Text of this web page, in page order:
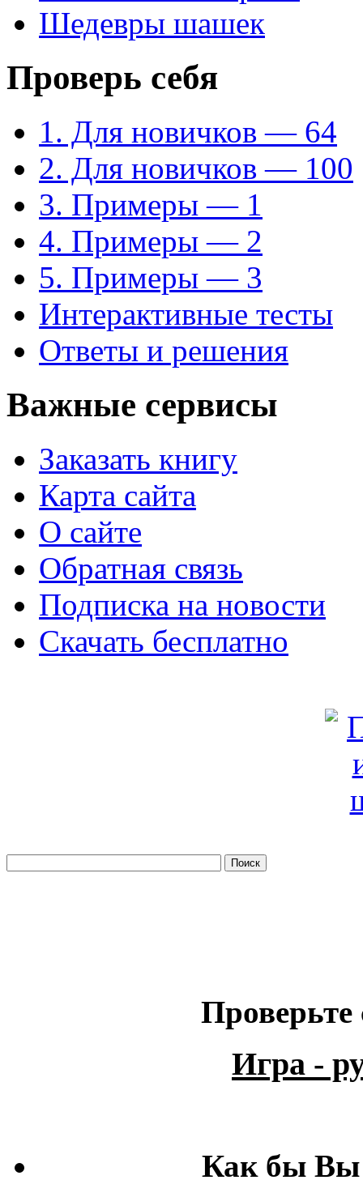
Шедевры шашек
Проверь себя
1. Для новичков — 64
2. Для новичков — 100
3. Примеры — 1
4. Примеры — 2
5. Примеры — 3
Интерактивные тесты
Ответы и решения
Важные сервисы
Заказать книгу
Карта сайта
О сайте
Обратная связь
Подписка на новости
Скачать бесплатно
Проверьте
Игра -
Как бы Вы